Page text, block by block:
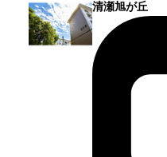
清瀬旭が丘